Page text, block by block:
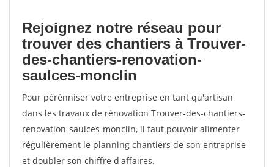
Rejoignez notre réseau pour
trouver des chantiers à Trouver-
des-chantiers-renovation-
saulces-monclin
Pour pérénniser votre entreprise en tant qu'artisan
dans les travaux de rénovation Trouver-des-chantiers-
renovation-saulces-monclin, il faut pouvoir alimenter
régulièrement le planning chantiers de son entreprise
et doubler son chiffre d'affaires.